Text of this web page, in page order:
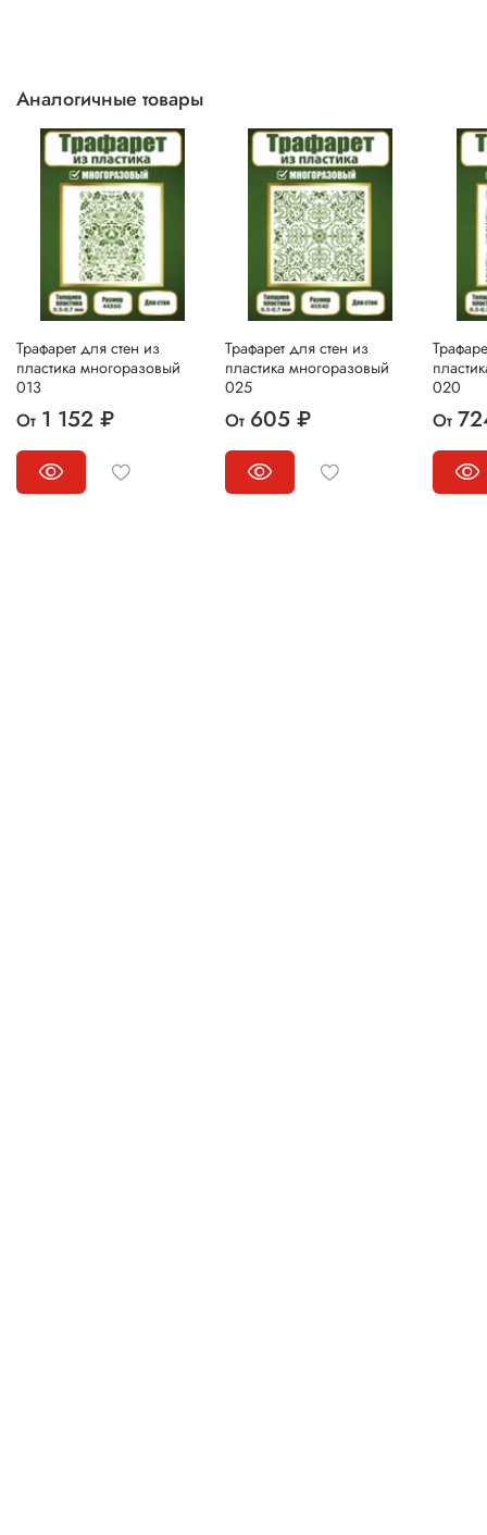
Аналогичные товары
Трафарет для стен из
пластика многоразовый
013
От 1 152 ₽
Трафарет для стен из
пластика многоразовый
025
От 605 ₽
020
От